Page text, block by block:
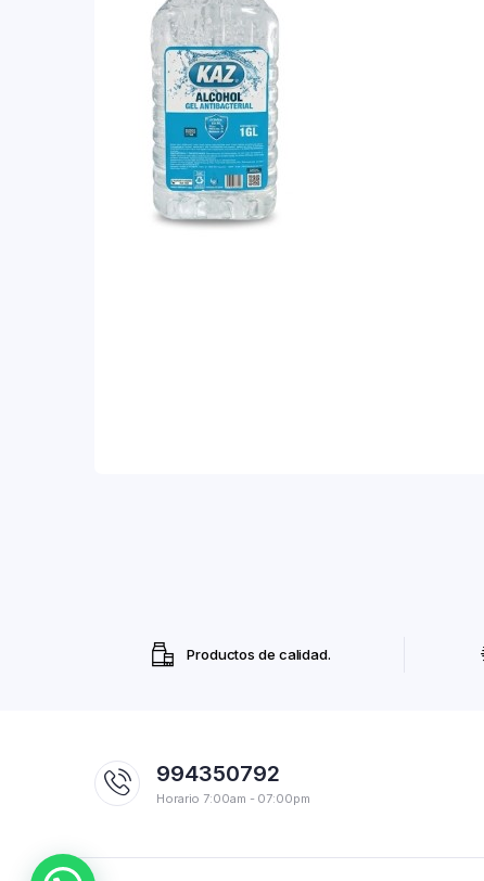
Productos de calidad.
994350792
Horario 7:00am - 07:00pm